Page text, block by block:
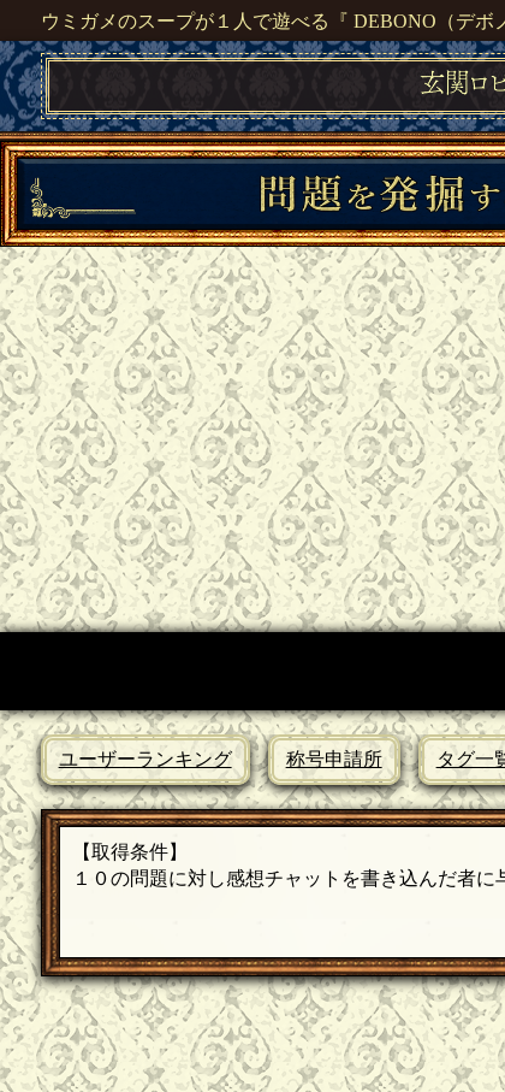
ウミガメのスープが１人で遊べる『 DEBONO（デボ
ユーザーランキング 称号申請所 タグ一
【取得条件】
１０の問題に対し感想チャットを書き込んだ者に